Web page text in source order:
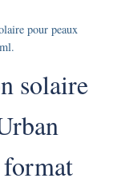
pour peaux
solaire